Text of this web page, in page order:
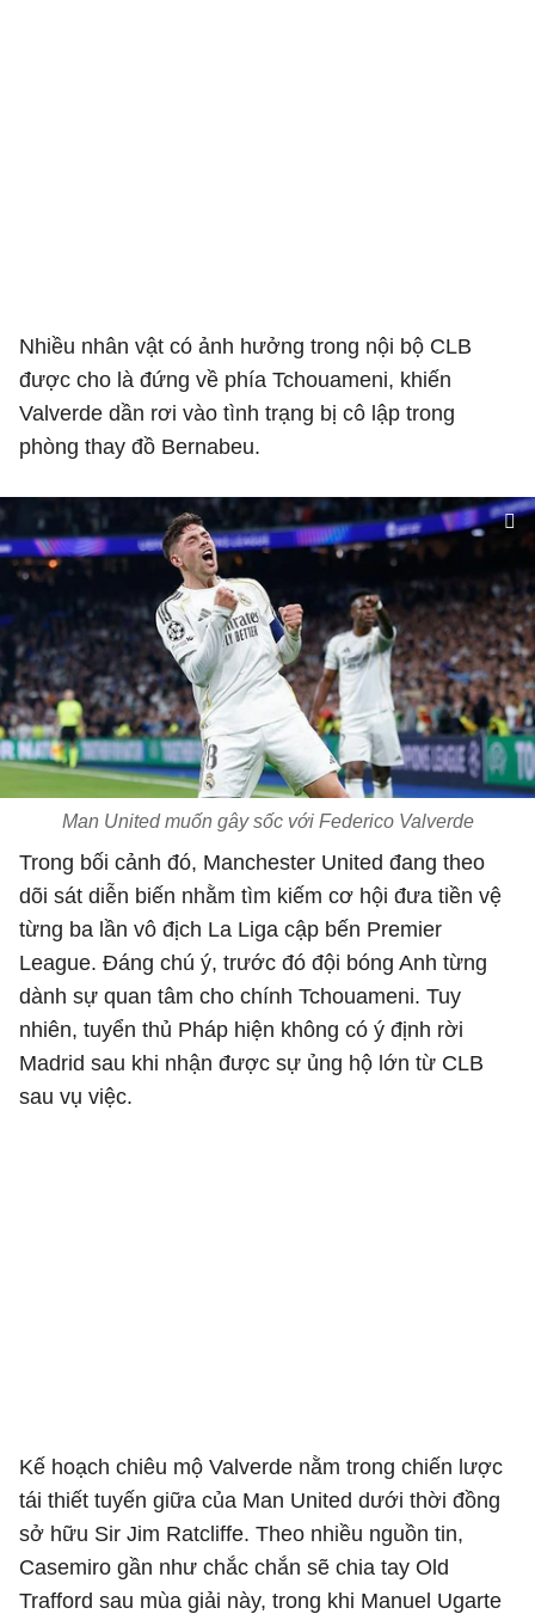
Nhiều nhân vật có ảnh hưởng trong nội bộ CLB
được cho là đứng về phía Tchouameni, khiến
Valverde dần rơi vào tình trạng bị cô lập trong
phòng thay đồ Bernabeu.
Man United muốn gây sốc với Federico Valverde
Trong bối cảnh đó, Manchester United đang theo
dõi sát diễn biến nhằm tìm kiếm cơ hội đưa tiền vệ
từng ba lần vô địch La Liga cập bến Premier
League. Đáng chú ý, trước đó đội bóng Anh từng
dành sự quan tâm cho chính Tchouameni. Tuy
nhiên, tuyển thủ Pháp hiện không có ý định rời
Madrid sau khi nhận được sự ủng hộ lớn từ CLB
sau vụ việc.
Kế hoạch chiêu mộ Valverde nằm trong chiến lược
tái thiết tuyến giữa của Man United dưới thời đồng
sở hữu Sir Jim Ratcliffe. Theo nhiều nguồn tin,
Casemiro gần như chắc chắn sẽ chia tay Old
Trafford sau mùa giải này, trong khi Manuel Ugarte